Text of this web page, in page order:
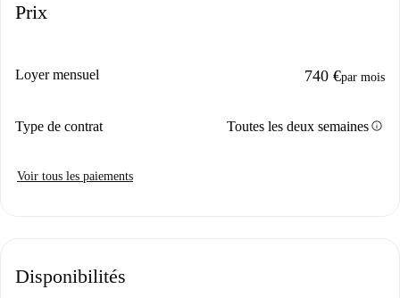
Prix
Loyer mensuel 740 €par mois
Type de contrat Toutes les deux semainesinfo
Voir tous les paiements
Disponibilités